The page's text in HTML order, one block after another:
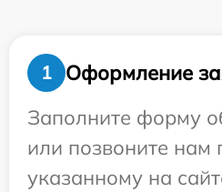
1
Оформление
Заполните форму
или позвоните нам
указанному на